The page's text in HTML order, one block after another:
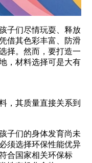
子们尽情玩耍、释放
借其色彩丰富、防滑
择。然而，要打造一
，材料选择可是大有
，其质量直接关系到
子们的身体发育尚未
须选择环保性能优异
合国家相关环保标